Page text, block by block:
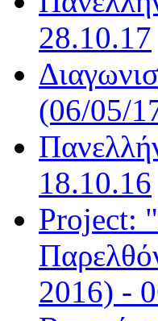
28.10.17
(06/05/
18.10.16
Project:
2016) -